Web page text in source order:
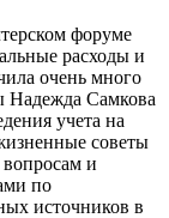
форуме
расходы и
очень много
Надежда Самкова
учета на
советы
и
по
источников в